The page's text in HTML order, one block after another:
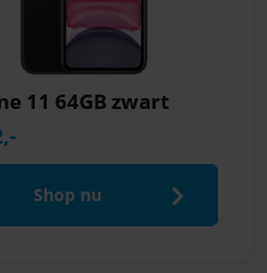
11 64GB zwart
Shop nu